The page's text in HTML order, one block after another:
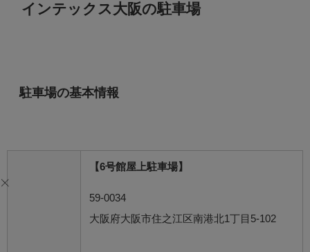
インテックス大阪の駐車場
駐車場の基本情報
【6号館屋上駐車場】
59-0034
大阪府大阪市住之江区南港北1丁目5-102